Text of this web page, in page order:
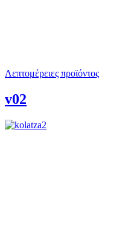
Λεπτομέρειες προϊόντος
v02